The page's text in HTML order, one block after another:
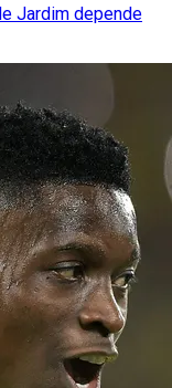
Jardim depende